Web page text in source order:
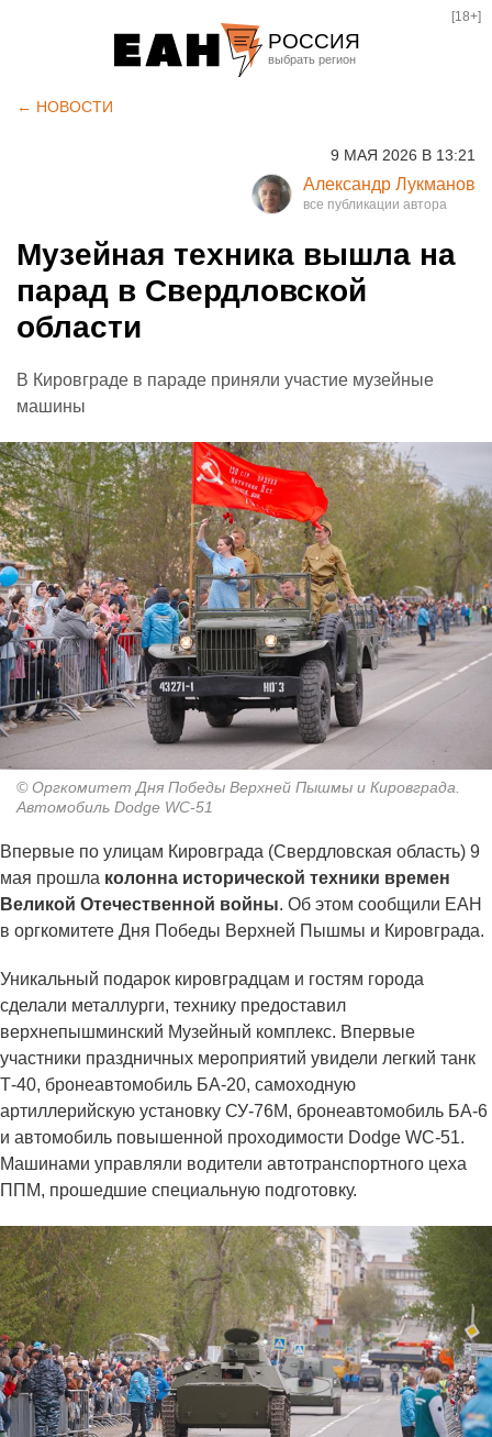
РОССИЯ
Курган
Оренбург
[18+]
← НОВОСТИ
9 МАЯ 2026 В 13:21
Александр Лукманов
Музейная техника вышла на
парад в Свердловской
области
В Кировграде в параде приняли участие музейные
машины
© Оргкомитет Дня Победы Верхней Пышмы и Кировграда.
Автомобиль Dodge WC-51
Впервые по улицам Кировграда (Свердловская область) 9
мая прошла колонна исторической техники времен
Великой Отечественной войны. Об этом сообщили ЕАН
в оргкомитете Дня Победы Верхней Пышмы и Кировграда.
Уникальный подарок кировградцам и гостям города
сделали металлурги, технику предоставил
верхнепышминский Музейный комплекс. Впервые
участники праздничных мероприятий увидели легкий танк
Т-40, бронеавтомобиль БА-20, самоходную
артиллерийскую установку СУ-76М, бронеавтомобиль БА-6
и автомобиль повышенной проходимости Dodge WC-51.
Машинами управляли водители автотранспортного цеха
ППМ, прошедшие специальную подготовку.